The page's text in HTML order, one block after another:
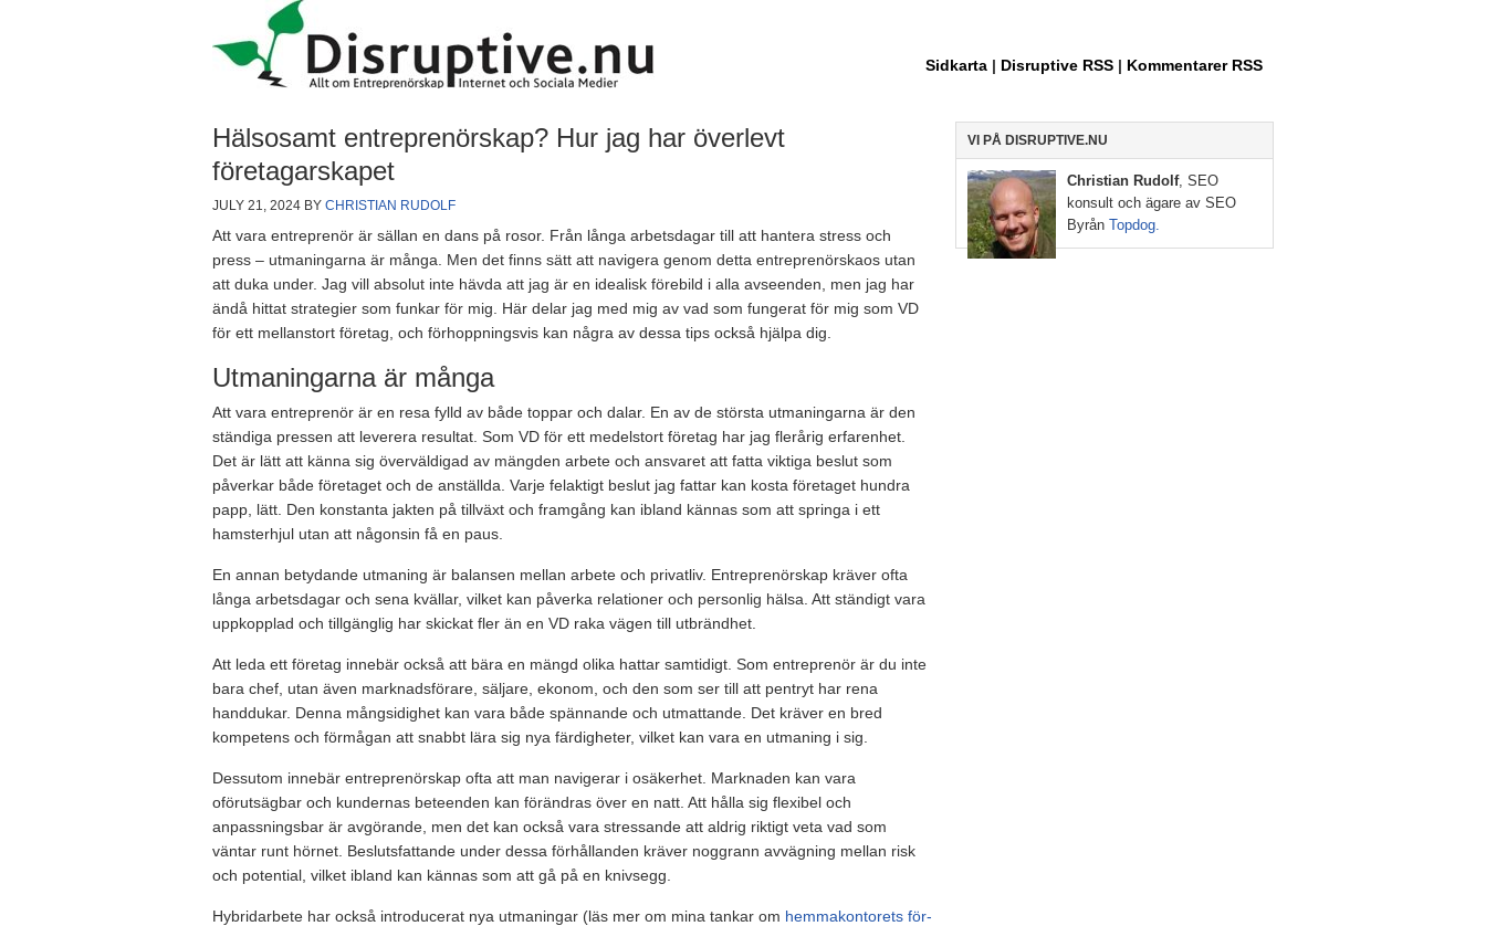
Sidkarta | Disruptive RSS | Kommentarer RSS
Hälsosamt entreprenörskap? Hur jag har överlevt
företagarskapet
JULY 21, 2024 BY CHRISTIAN RUDOLF
Att vara entreprenör är sällan en dans på rosor. Från långa arbetsdagar till att hantera stress och
press – utmaningarna är många. Men det finns sätt att navigera genom detta entreprenörskaos utan
att duka under. Jag vill absolut inte hävda att jag är en idealisk förebild i alla avseenden, men jag har
ändå hittat strategier som funkar för mig. Här delar jag med mig av vad som fungerat för mig som VD
för ett mellanstort företag, och förhoppningsvis kan några av dessa tips också hjälpa dig.
Utmaningarna är många
Att vara entreprenör är en resa fylld av både toppar och dalar. En av de största utmaningarna är den
ständiga pressen att leverera resultat. Som VD för ett medelstort företag har jag flerårig erfarenhet.
Det är lätt att känna sig överväldigad av mängden arbete och ansvaret att fatta viktiga beslut som
påverkar både företaget och de anställda. Varje felaktigt beslut jag fattar kan kosta företaget hundra
papp, lätt. Den konstanta jakten på tillväxt och framgång kan ibland kännas som att springa i ett
hamsterhjul utan att någonsin få en paus.
En annan betydande utmaning är balansen mellan arbete och privatliv. Entreprenörskap kräver ofta
långa arbetsdagar och sena kvällar, vilket kan påverka relationer och personlig hälsa. Att ständigt vara
uppkopplad och tillgänglig har skickat fler än en VD raka vägen till utbrändhet.
Att leda ett företag innebär också att bära en mängd olika hattar samtidigt. Som entreprenör är du inte
bara chef, utan även marknadsförare, säljare, ekonom, och den som ser till att pentryt har rena
handdukar. Denna mångsidighet kan vara både spännande och utmattande. Det kräver en bred
kompetens och förmågan att snabbt lära sig nya färdigheter, vilket kan vara en utmaning i sig.
Dessutom innebär entreprenörskap ofta att man navigerar i osäkerhet. Marknaden kan vara
oförutsägbar och kundernas beteenden kan förändras över en natt. Att hålla sig flexibel och
anpassningsbar är avgörande, men det kan också vara stressande att aldrig riktigt veta vad som
väntar runt hörnet. Beslutsfattande under dessa förhållanden kräver noggrann avvägning mellan risk
och potential, vilket ibland kan kännas som att gå på en knivsegg.
Hybridarbete har också introducerat nya utmaningar (läs mer om mina tankar om hemmakontorets för-
VI PÅ DISRUPTIVE.NU
Christian Rudolf, SEO
konsult och ägare av SEO
Byrån Topdog.